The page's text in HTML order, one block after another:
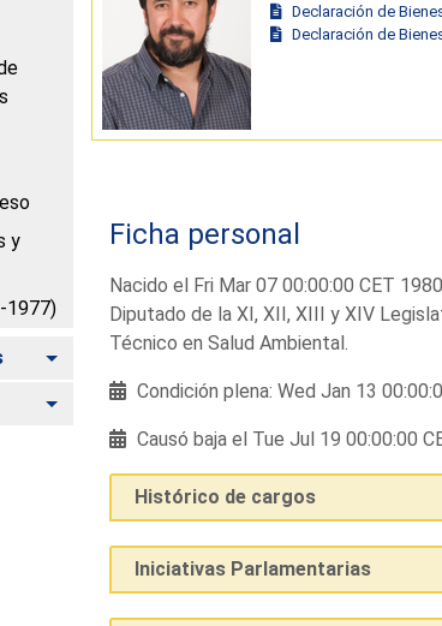
y
1977)
Alternar
Alternar
Declaración de
Declaración de
Ficha personal
Nacido el Fri Mar 07 00:00:00 CET 1980
Diputado de la XI, XII, XIII y XIV
Técnico en Salud Ambiental.
Condición plena: Wed Jan 13
Causó baja el Tue Jul 19 00:00:00
Histórico de cargos
Iniciativas Parlamentarias